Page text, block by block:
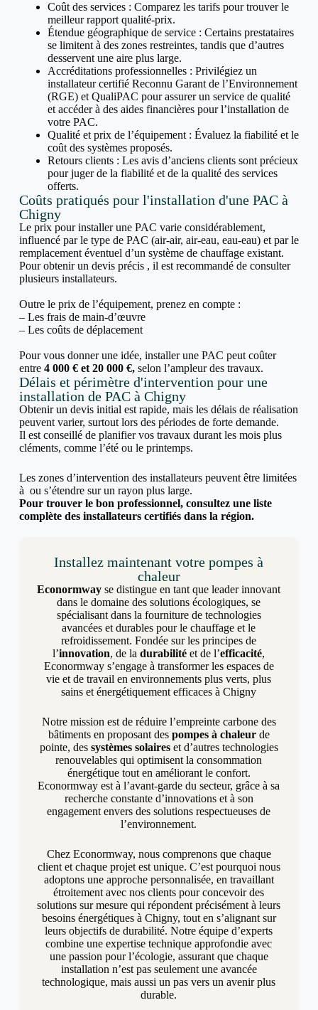
Coût des services : Comparez les tarifs pour trouver le
meilleur rapport qualité-prix.
Étendue géographique de service : Certains prestataires
se limitent à des zones restreintes, tandis que d’autres
desservent une aire plus large.
Accréditations professionnelles : Privilégiez un
installateur certifié Reconnu Garant de l’Environnement
(RGE) et QualiPAC pour assurer un service de qualité
et accéder à des aides financières pour l’installation de
votre PAC.
Qualité et prix de l’équipement : Évaluez la fiabilité et le
coût des systèmes proposés.
Retours clients : Les avis d’anciens clients sont précieux
pour juger de la fiabilité et de la qualité des services
offerts.
Coûts pratiqués pour l'installation d'une PAC à
Chigny
Le prix pour installer une PAC varie considérablement,
influencé par le type de PAC (air-air, air-eau, eau-eau) et par le
remplacement éventuel d’un système de chauffage existant.
Pour obtenir un devis précis , il est recommandé de consulter
plusieurs installateurs.
Outre le prix de l’équipement, prenez en compte :
– Les frais de main-d’œuvre
– Les coûts de déplacement
Pour vous donner une idée, installer une PAC peut coûter
entre 4 000 € et 20 000 €,selon l’ampleur des travaux.
Délais et périmètre d'intervention pour une
installation de PAC à Chigny
Obtenir un devis initial est rapide, mais les délais de réalisation
peuvent varier, surtout lors des périodes de forte demande.
Il est conseillé de planifier vos travaux durant les mois plus
cléments, comme l’été ou le printemps.
Les zones d’intervention des installateurs peuvent être limitées
à ou s’étendre sur un rayon plus large.
Pour trouver le bon professionnel, consultez une liste
complète des installateurs certifiés dans la région.
Installez maintenant votre pompes à
chaleur
Econormway se distingue en tant que leader innovant
dans le domaine des solutions écologiques, se
spécialisant dans la fourniture de technologies
avancées et durables pour le chauffage et le
refroidissement. Fondée sur les principes de
l’innovation, de ladurabilité et de l’efficacité,
Econormway s’engage à transformer les espaces de
vie et de travail en environnements plus verts, plus
sains et énergétiquement efficaces à Chigny
Notre mission est de réduire l’empreinte carbone des
bâtiments en proposant des pompes à chaleurde
pointe, des systèmes solaireset d’autres technologies
renouvelables qui optimisent la consommation
énergétique tout en améliorant le confort.
Econormway est à l’avant-garde du secteur, grâce à sa
recherche constante d’innovations et à son
engagement envers des solutions respectueuses de
l’environnement.
Chez Econormway, nous comprenons que chaque
client et chaque projet est unique. C’est pourquoi nous
adoptons une approche personnalisée, en travaillant
étroitement avec nos clients pour concevoir des
solutions sur mesure qui répondent précisément à leurs
besoins énergétiques à Chigny, tout en s’alignant sur
leurs objectifs de durabilité. Notre équipe d’experts
combine une expertise technique approfondie avec
une passion pour l’écologie, assurant que chaque
installation n’est pas seulement une avancée
technologique, mais aussi un pas vers un avenir plus
durable.